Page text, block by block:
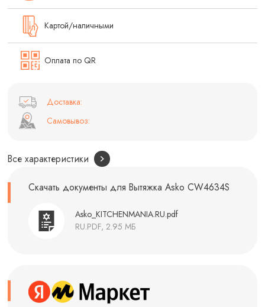
Картой/наличными
Оплата по QR
Доставка:
Самовывоз:
Все характеристики
Скачать документы для Вытяжка Asko CW4634S
Asko_KITCHENMANIA.RU.pdf
RU.PDF, 2.95 МБ